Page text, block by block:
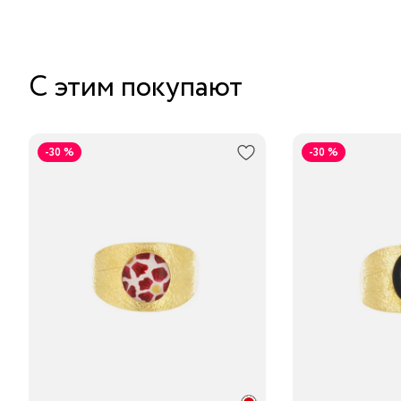
С этим покупают
-30 % -30 %